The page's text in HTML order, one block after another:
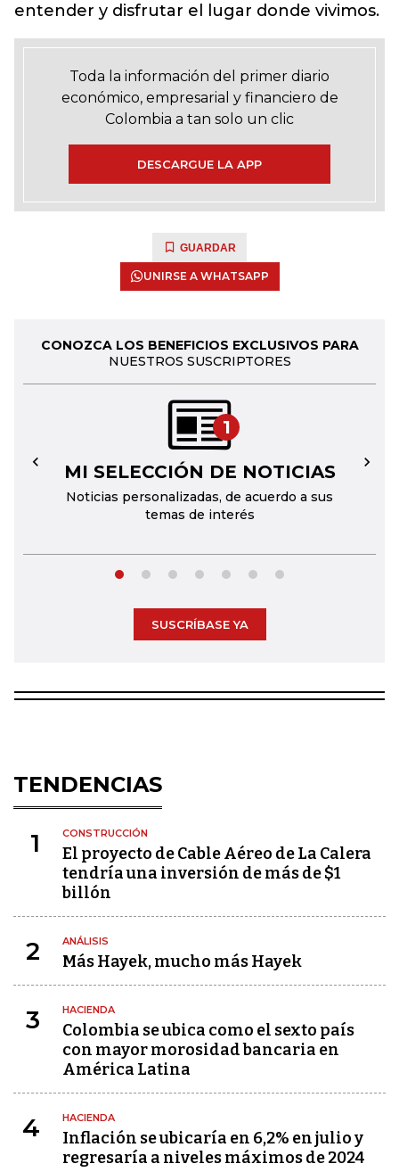
entender y disfrutar el lugar donde vivimos.
Toda la información del primer diario
económico, empresarial y financiero de
Colombia a tan solo un clic
DESCARGUE LA APP
GUARDAR
UNIRSE A WHATSAPP
CONOZCA LOS BENEFICIOS EXCLUSIVOS PARA
NUESTROS SUSCRIPTORES
1
MI SELECCIÓN DE NOTICIAS
Noticias personalizadas, de acuerdo a sus
temas de interés
← →
SUSCRÍBASE YA
TENDENCIAS
1 CONSTRUCCIÓN
El proyecto de Cable Aéreo de La Calera
tendría una inversión de más de $1
billón
2 ANÁLISIS
Más Hayek, mucho más Hayek
3 HACIENDA
Colombia se ubica como el sexto país
con mayor morosidad bancaria en
América Latina
4 HACIENDA
Inflación se ubicaría en 6,2% en julio y
regresaría a niveles máximos de 2024